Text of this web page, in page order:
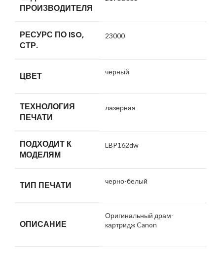
ПРОИЗВОДИТЕЛЯ
РЕСУРС ПО ISO,
СТР.
23000
ЦВЕТ черный
ТЕХНОЛОГИЯ
ПЕЧАТИ
лазерная
ПОДХОДИТ К
МОДЕЛЯМ
LBP162dw
ТИП ПЕЧАТИ черно-белый
ОПИСАНИЕ
Оригинальный драм-
картридж Canon